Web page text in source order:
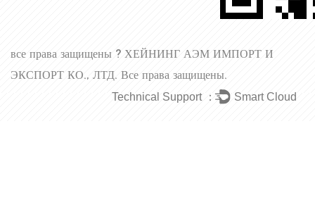
все права защищены ? ХЕЙНИНГ АЭМ ИМПОРТ И
ЭКСПОРТ КО., ЛТД. Все права защищены.
Technical Support ： Smart Cloud